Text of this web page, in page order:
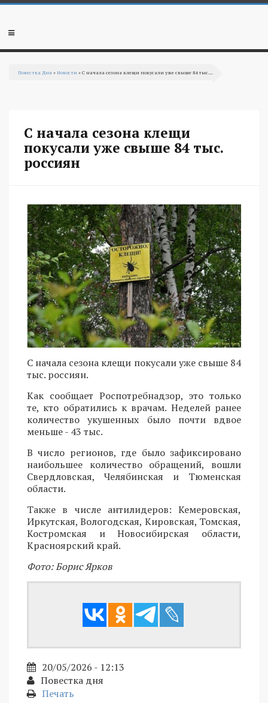
Перейти к основному содержанию
Мобильное
Повестка Дня »Новости » С начала сезона клещи покусали уже свыше 84 тыс....
С начала сезона клещи
покусали уже свыше 84 тыс.
россиян
С начала сезона клещи покусали уже свыше 84
тыс. россиян.
Как сообщает Роспотребнадзор, это только
те, кто обратились к врачам. Неделей ранее
количество укушенных было почти вдвое
меньше - 43 тыс.
В число регионов, где было зафиксировано
наибольшее количество обращений, вошли
Свердловская, Челябинская и Тюменская
области.
Также в числе антилидеров: Кемеровская,
Иркутская, Вологодская, Кировская, Томская,
Костромская и Новосибирская области,
Красноярский край.
Фото: Борис Ярков
20/05/2026 - 12:13
Повестка дня
Печать